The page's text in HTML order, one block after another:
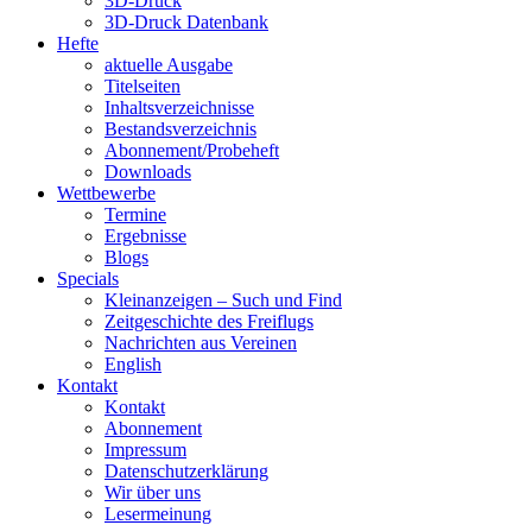
3D-Druck Datenbank
Hefte
aktuelle Ausgabe
Titelseiten
Inhaltsverzeichnisse
Bestandsverzeichnis
Abonnement/Probeheft
Downloads
Wettbewerbe
Termine
Ergebnisse
Blogs
Specials
Kleinanzeigen – Such und Find
Zeitgeschichte des Freiflugs
Nachrichten aus Vereinen
English
Kontakt
Kontakt
Abonnement
Impressum
Datenschutzerklärung
Wir über uns
Lesermeinung